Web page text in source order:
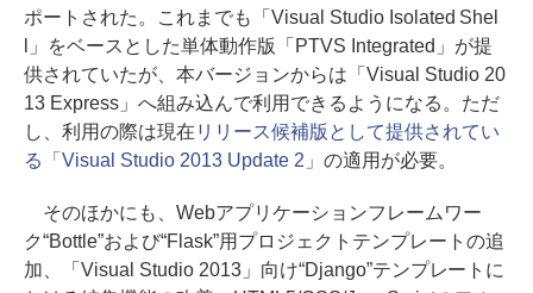
ポートされた。これまでも「Visual Studio Isolated Shel
l」をベースとした単体動作版「PTVS Integrated」が提
供されていたが、本バージョンからは「Visual Studio 20
13 Express」へ組み込んで利用できるようになる。ただ
し、利用の際は現在 リリース候補版として提供されてい
る「Visual Studio 2013 Update 2」 の適用が必要。
そのほかにも、Webアプリケーションフレームワー
ク“Bottle”および“Flask”用プロジェクトテンプレートの追
加、「Visual Studio 2013」向け“Django”テンプレートに